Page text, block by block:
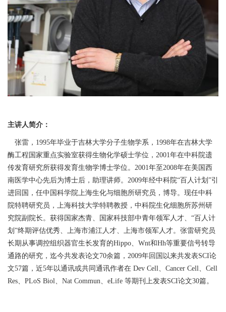
主讲人简介：
张雷，1995年毕业于吉林大学分子生物学系，1998年在吉林大学
酶工程国家重点实验室获得生物化学硕士学位，2001年在中科院遗
传发育研究所获得发育生物学博士学位。2001年至2008年在美国西
南医学中心先后为博士后，助理讲师。2009年经中科院“百人计划”引
进回国，任中国科学院上海生化与细胞所研究员，博导。现任中科
院特聘研究员，上海科技大学特聘教授，中科院生化细胞所苏州研
究院副院长。获得国家杰青、国家科技部中青年领军人才、“百人计
划”终期评估优秀、上海市浦江人才、上海市领军人才。张雷研究员
长期从事调控组织器官生长发育的Hippo、Wnt和Hh等重要信号转导
通路的研究，迄今共发表论文70余篇，2009年回国以来共发表SCI论
文57篇，近5年以通讯或共同通讯作者在 Dev Cell、Cancer Cell、Cell
Res、PLoS Biol、Nat Commun、eLife 等期刊上发表SCI论文30篇。